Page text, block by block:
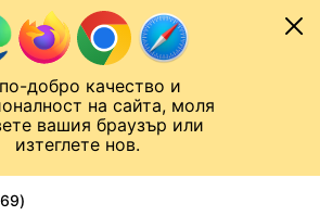
добро качество и
на сайта, моля
вашия браузър или
изтеглете нов.